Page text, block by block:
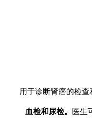
用于诊断肾癌的检查
血检和尿检。
医生